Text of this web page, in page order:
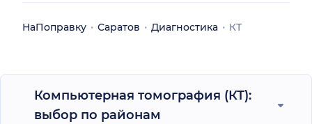
НаПоправку Саратов Диагностика КТ
Компьютерная томография (КТ):
выбор по районам